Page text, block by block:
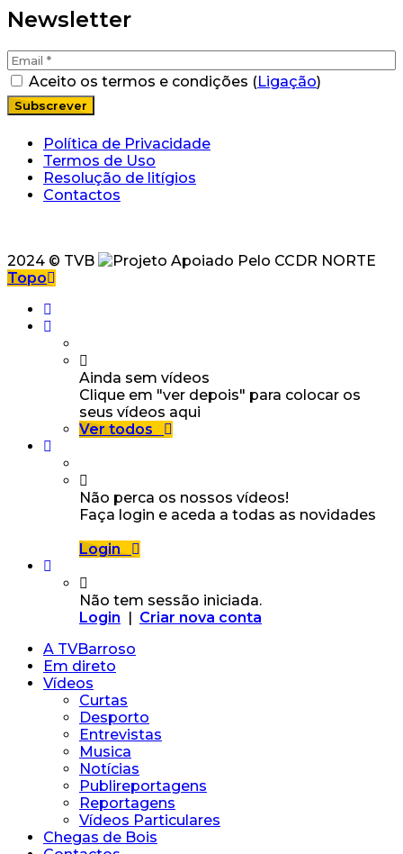
Newsletter
Aceito os termos e condições (Ligação)
Política de Privacidade
Termos de Uso
Resolução de litígios
Contactos
2024 © TVB
Topo
Ainda sem vídeos
Clique em "ver depois" para colocar os
seus vídeos aqui
Ver todos
Não perca os nossos vídeos!
Faça login e aceda a todas as novidades
Login
Não tem sessão iniciada.
Login | Criar nova conta
A TVBarroso
Em direto
Vídeos
Curtas
Desporto
Entrevistas
Musica
Notícias
Publireportagens
Reportagens
Vídeos Particulares
Chegas de Bois